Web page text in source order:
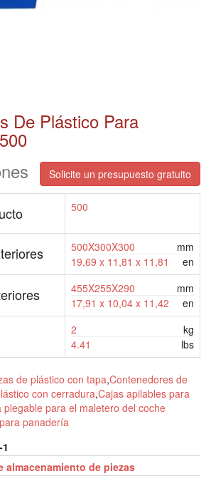
De Plástico Para
Solicite un presupuesto gratuito
500
500X300X300
mm
19,69 x 11,81 x 11,81
en
455X255X290
mm
17,91 x 10,04 x 11,42
en
2
kg
4.41
lbs
de plástico con tapa,Contenedores de
con cerradura,Cajas apilables para
plegable para el maletero del coche
panadería
almacenamiento de piezas